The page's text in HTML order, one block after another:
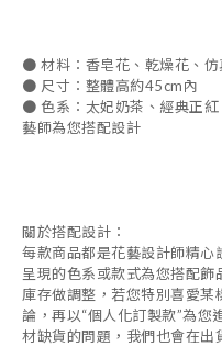
● 材料：香皂花、乾燥花、
● 尺寸：整體高約45cm內
● 色系：太妃奶茶、經典正紅
藝師為您搭配設計
關於搭配設計：
每款商品都是花藝設計師精
呈現的色系或款式為您搭配
庫存做調整，若您特別喜愛
論，再以“個人化訂製款”為您
材缺貨的問題，我們也會在出